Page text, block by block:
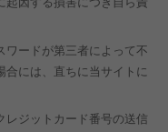
ワードが第三者によって不
合には、直ちに当サイトに
レジットカード番号の送信